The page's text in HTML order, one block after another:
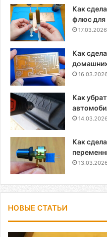
Как
флюс для
17.03.2026
Как
16.03.2026
Как
14.03.2026
Как
13.03.2026
НОВЫЕ СТАТЬИ